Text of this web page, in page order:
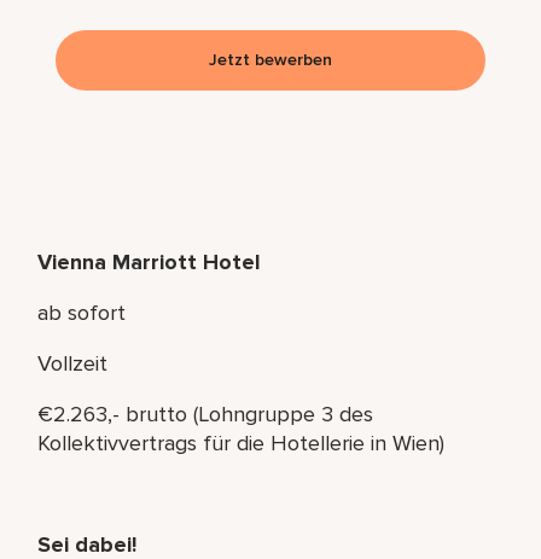
Vienna Marriott Hotel
ab sofort
Vollzeit
€2.263,- brutto (Lohngruppe 3 des
Kollektivvertrags für die Hotellerie in Wien)
Sei dabei!
Jetzt bewerben